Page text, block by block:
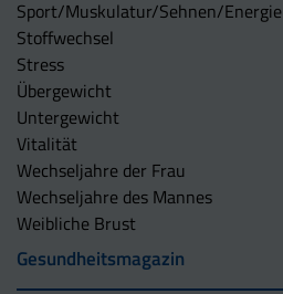
Sport/Muskulatur/Sehnen/Energie
Stoffwechsel
Stress
Übergewicht
Untergewicht
Vitalität
Wechseljahre der Frau
Wechseljahre des Mannes
Weibliche Brust
Gesundheitsmagazin